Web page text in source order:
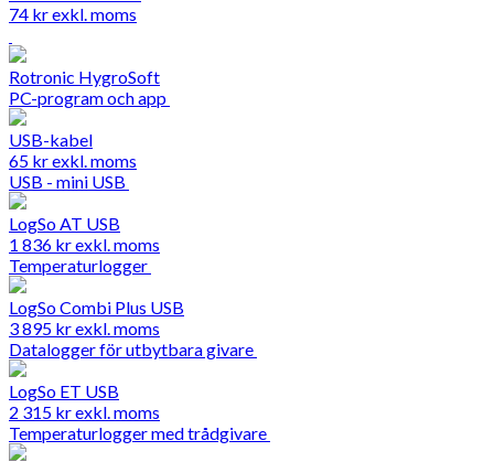
74 krexkl. moms
Rotronic HygroSoft
PC-program och app
USB-kabel
65 krexkl. moms
USB - mini USB
LogSo AT USB
1 836 krexkl. moms
Temperaturlogger
LogSo Combi Plus USB
3 895 krexkl. moms
Datalogger för utbytbara givare
LogSo ET USB
2 315 krexkl. moms
Temperaturlogger med trådgivare